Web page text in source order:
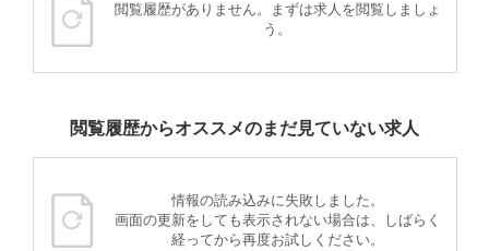
閲覧履歴がありません。まずは求人を閲覧しましょ
う。
閲覧履歴からオススメのまだ見ていない求人
情報の読み込みに失敗しました。
画面の更新をしても表示されない場合は、しばらく
経ってから再度お試しください。